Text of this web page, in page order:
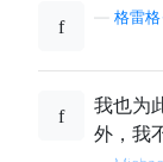
格雷格
我也为
外，我